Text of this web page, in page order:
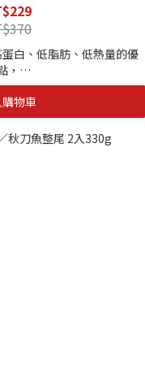
白、低脂肪、低熱量的優
，
不飽和脂肪酸和牛磺酸。
雙重殺菌（臭氧、紫外線）
用最簡單天然的方式來處
物車